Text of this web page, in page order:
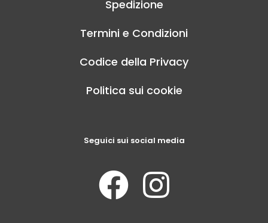
Spedizione
Termini e Condizioni
Codice della Privacy
Politica sui cookie
Seguici sui social media